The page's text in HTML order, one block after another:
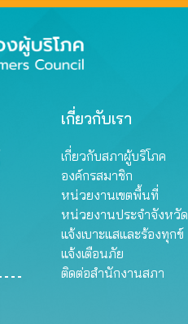
เกี่ยวกับเรา
เกี่ยวกับสภาผู้บริโภค
องค์กรสมาชิก
หน่วยงานเขตพื้นที่
หน่วยงานประจำจังหวัด
แจ้งเบาะแสและร้องทุกข์
แจ้งเตือนภัย
ติดต่อสำนักงานสภา